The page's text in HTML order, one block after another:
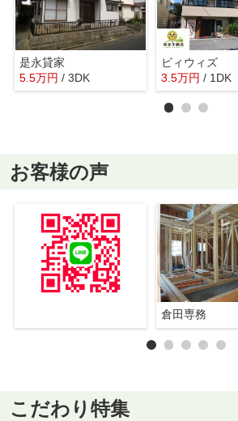
是永貸家
5.5万円 / 3DK
ビィウィズ
3.5万円 / 1DK
お客様の声
倉田専務
こだわり特集